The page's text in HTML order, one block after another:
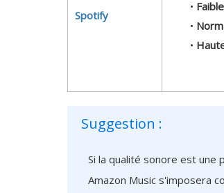
Spotify
• Faible
•
•
Suggestion :
Si la qualité sonore est une
Amazon Music s'imposera